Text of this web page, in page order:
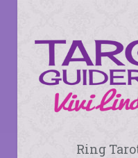
Ring